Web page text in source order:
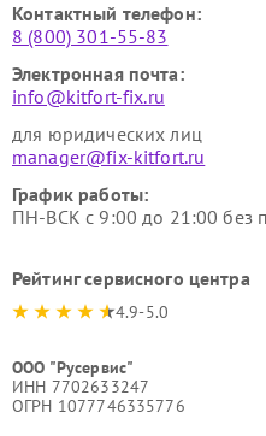
Контактный телефон:
8 (800) 301-55-83
Электронная почта:
info@kitfort-fix.ru
для юридических лиц
manager@fix-kitfort.ru
График работы:
ПН-ВСК с 9:00 до 21:00 без
Рейтинг сервисного центра
4.9-5.0
ООО "Русервис"
ИНН 7702633247
ОГРН 1077746335776